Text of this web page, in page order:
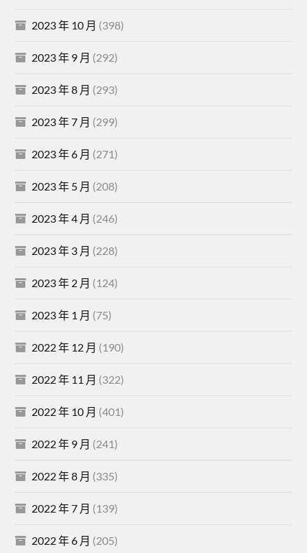
2023 年 10 月 (398)
2023 年 9 月 (292)
2023 年 8 月 (293)
2023 年 7 月 (299)
2023 年 6 月 (271)
2023 年 5 月 (208)
2023 年 4 月 (246)
2023 年 3 月 (228)
2023 年 2 月 (124)
2023 年 1 月 (75)
2022 年 12 月 (190)
2022 年 11 月 (322)
2022 年 10 月 (401)
2022 年 9 月 (241)
2022 年 8 月 (335)
2022 年 7 月 (139)
2022 年 6 月 (205)